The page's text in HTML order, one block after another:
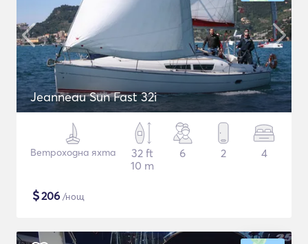
Jeanneau Sun Fast 32i
Ветроходна яхта
32 ft
10 m
6 2 4
$206 /нощ